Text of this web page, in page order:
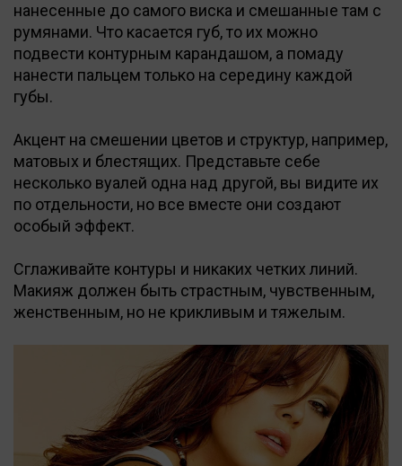
нанесенные до самого виска и смешанные там с
румянами. Что касается губ, то их можно
подвести контурным карандашом, а помаду
нанести пальцем только на середину каждой
губы.
Акцент на смешении цветов и структур, например,
матовых и блестящих. Представьте себе
несколько вуалей одна над другой, вы видите их
по отдельности, но все вместе они создают
особый эффект.
Сглаживайте контуры и никаких четких линий.
Макияж должен быть страстным, чувственным,
женственным, но не крикливым и тяжелым.